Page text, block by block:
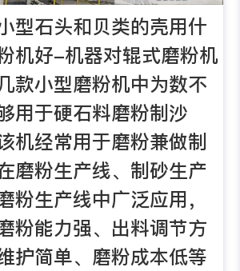
型石头和贝类的壳用什
机好-机器对辊式磨粉机
款小型磨粉机中为数不
用于硬石料磨粉制沙
机经常用于磨粉兼做制
磨粉生产线、制砂生产
粉生产线中广泛应用，
粉能力强、出料调节方
护简单、磨粉成本低等